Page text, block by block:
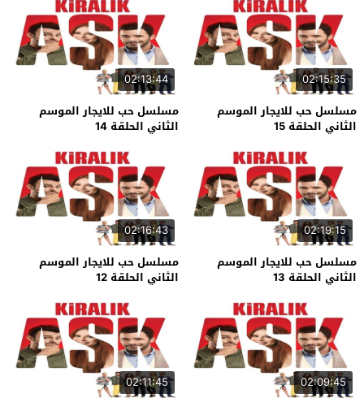
02:15:35
مسلسل حب للايجار الموسم
الثاني الحلقة 15
02:13:44
مسلسل حب للايجار الموسم
الثاني الحلقة 14
02:19:15
مسلسل حب للايجار الموسم
الثاني الحلقة 13
02:16:43
مسلسل حب للايجار الموسم
الثاني الحلقة 12
02:09:45
02:11:45